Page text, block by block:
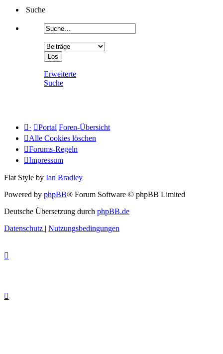
Suche
Erweiterte
Suche
· Portal Foren-Übersicht
Alle Cookies löschen
Forums-Regeln
Impressum
Flat Style by Ian Bradley
Powered by phpBB® Forum Software © phpBB Limited
Deutsche Übersetzung durch phpBB.de
Datenschutz | Nutzungsbedingungen